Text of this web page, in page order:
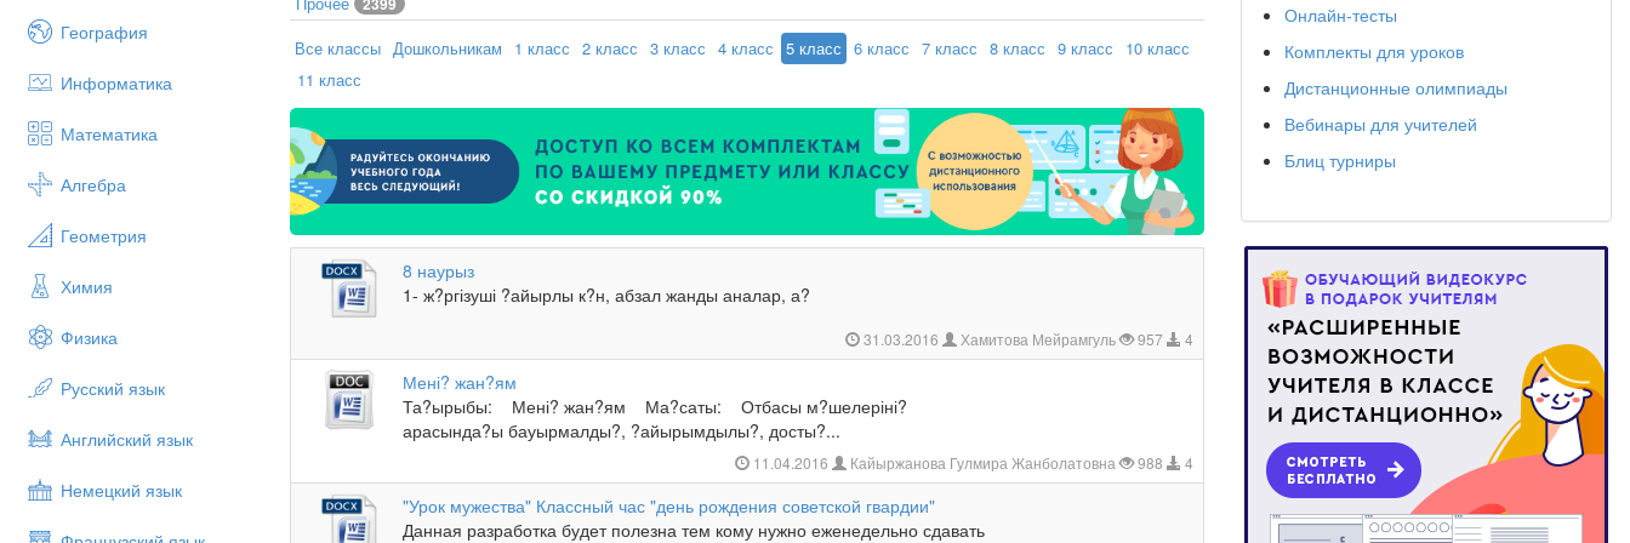
География
Информатика
Математика
Алгебра
Геометрия
Химия
Физика
Русский язык
Английский язык
Немецкий язык
Все классы Дошкольникам 1 класс 2 класс 3 класс 4 класс 5 класс 6 класс 7 класс 8 класс 9 класс
10 класс
11 класс
8 наурыз
1- ж?ргізуші ?айырлы к?н, абзал жанды аналар, а?
31.03.2016 Хамитова Мейрамгуль 957 4
Мені? жан?ям
Та?ырыбы: Мені? жан?ям Ма?саты: Отбасы м?шелеріні?
арасында?ы бауырмалды?, ?айырымдылы?, досты?...
11.04.2016 Кайыржанова Гулмира Жанболатовна 988 4
"Урок мужества" Классный час "день рождения советской гвардии"
Данная разработка будет полезна тем кому нужно еженедельно сдавать
Онлайн-тесты
Комплекты для уроков
Дистанционные олимпиады
Вебинары для учителей
Блиц турниры